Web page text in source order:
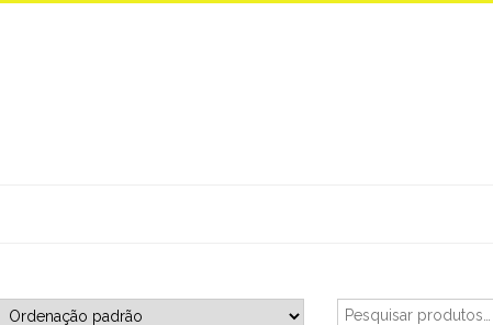
Pesquisar
por: